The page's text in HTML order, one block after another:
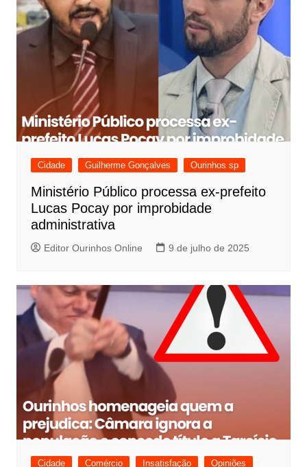
Cidade Guilherme Gonçalves Ourinhos sp
Ministério Público processa ex-prefeito
Lucas Pocay por improbidade
administrativa
Editor Ourinhos Online 9 de julho de 2025
Cidade Comércio Insatisfação Opiniões